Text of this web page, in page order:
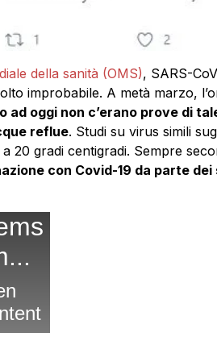
della sanità (OMS), SARS-
improbabile. A metà marzo,
ad oggi non c’erano prove di
reflue. Studi su virus simili
20 gradi centigradi. Sempre
con Covid-19 da parte dei